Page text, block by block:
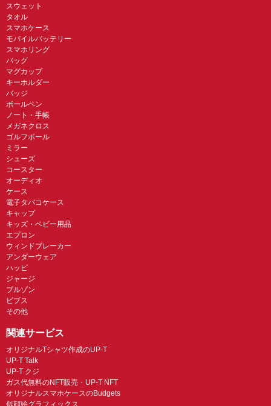
スウェット
タオル
スマホケース
モバイルバッテリー
スマホリング
バッグ
マグカップ
キーホルダー
バッジ
ボールペン
ノート・手帳
メガネクロス
ゴルフボール
ミラー
シューズ
コースター
オーディオ
ケース
電子タバコケース
キャップ
キッズ・ベビー用品
エプロン
ウィンドブレーカー
アンダーウェア
ハッピ
ジャージ
ブルゾン
ビブス
その他
関連サービス
オリジナルTシャツ作成のUP-T
UP-T Talk
UP-T クジ
ガス代無料のNFT販売・UP-T NFT
オリジナルスマホケースのBudgets
似顔絵グラフィックス